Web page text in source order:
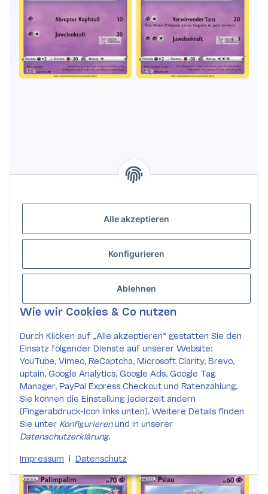
Alle akzeptieren
Konfigurieren
Ablehnen
Wie wir Cookies & Co nutzen
Durch Klicken auf „Alle akzeptieren“ gestatten Sie den
Einsatz folgender Dienste auf unserer Website:
YouTube, Vimeo, ReCaptcha, Microsoft Clarity, Brevo,
uptain, Google Analytics, Google Ads, Google Tag
Manager, PayPal Express Checkout und Ratenzahlung.
Sie können die Einstellung jederzeit ändern
(Fingerabdruck-Icon links unten). Weitere Details finden
Sie unter Konfigurierenund in unserer
Datenschutzerklärung.
Impressum | Datenschutz